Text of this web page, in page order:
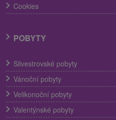
Cookies
POBYTY
Silvestrovské pobyty
Vánoční pobyty
Velikonoční pobyty
Valentýnské pobyty